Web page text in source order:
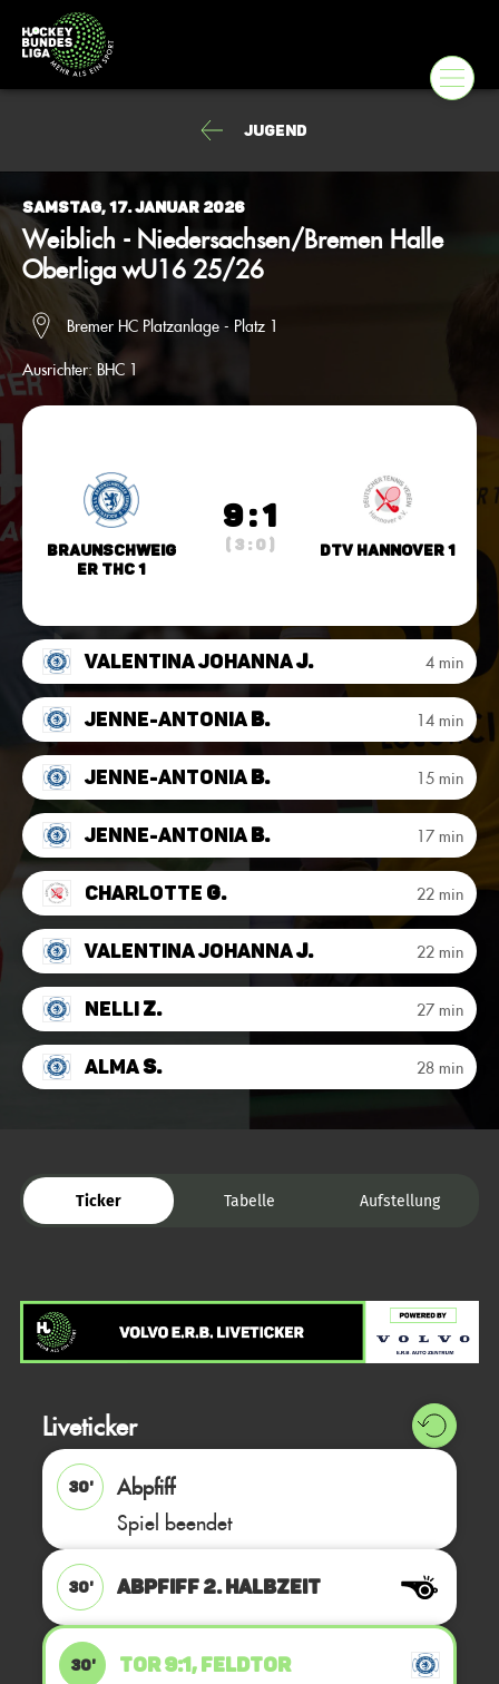
Jugend
Samstag, 17. Januar 2026
Weiblich - Niedersachsen/Bremen Halle
Oberliga wU16 25/26
Bremer HC Platzanlage - Platz 1
Ausrichter:BHC 1
Braunschweig
er THC 1
9 : 1
( 3 : 0 ) DTV Hannover 1
Valentina JohannaJ. 4 min
Jenne-AntoniaB. 14 min
Jenne-AntoniaB. 15 min
Jenne-AntoniaB. 17 min
Charlotte G. 22 min
Valentina JohannaJ. 22 min
NelliZ. 27 min
AlmaS. 28 min
Ticker Tabelle Aufstellung
Liveticker
30'
Abpfiff
Spiel beendet
30' ABPFIFF 2. Halbzeit
30' TOR 9:1, FELDTOR